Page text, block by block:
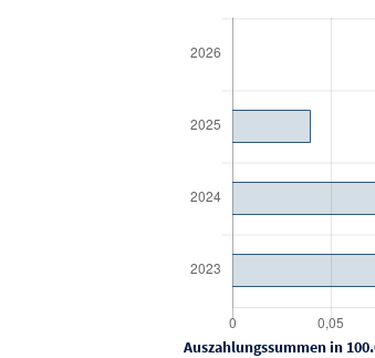
Auszahlungssummen in